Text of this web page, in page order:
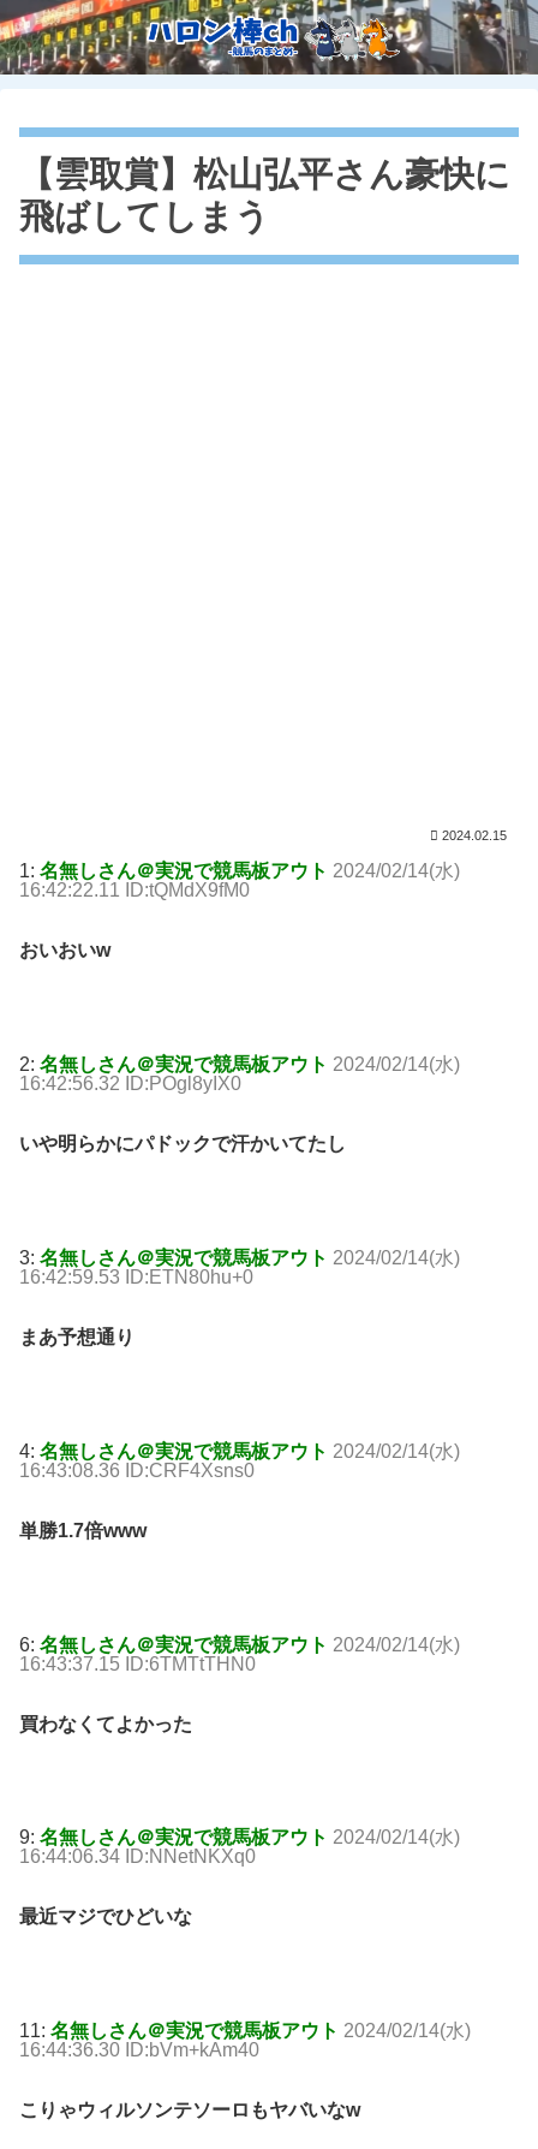
【雲取賞】松山弘平さん豪快に
飛ばしてしまう
2024.02.15
1: 名無しさん＠実況で競馬板アウト 2024/02/14(水)
16:42:22.11 ID:tQMdX9fM0
おいおいw
2: 名無しさん＠実況で競馬板アウト 2024/02/14(水)
16:42:56.32 ID:POgl8yIX0
いや明らかにパドックで汗かいてたし
3: 名無しさん＠実況で競馬板アウト 2024/02/14(水)
16:42:59.53 ID:ETN80hu+0
まあ予想通り
4: 名無しさん＠実況で競馬板アウト 2024/02/14(水)
16:43:08.36 ID:CRF4Xsns0
単勝1.7倍www
6: 名無しさん＠実況で競馬板アウト 2024/02/14(水)
16:43:37.15 ID:6TMTtTHN0
買わなくてよかった
9: 名無しさん＠実況で競馬板アウト 2024/02/14(水)
16:44:06.34 ID:NNetNKXq0
最近マジでひどいな
11: 名無しさん＠実況で競馬板アウト 2024/02/14(水)
16:44:36.30 ID:bVm+kAm40
こりゃウィルソンテソーロもヤバいなw